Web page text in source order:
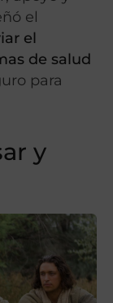
el
el
de salud
para
y